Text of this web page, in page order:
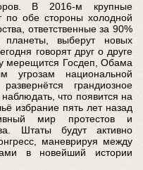
В 2016-м крупные
по обе стороны холодной
ответственные за 90%
планеты, выберут новых
говорят друг о друге
мерещится Госдеп, Обама
угрозам национальной
грандиозное
что появится на
избрание пять лет назад
мир протестов и
Штаты будут активно
маневрируя между
в новейший истории